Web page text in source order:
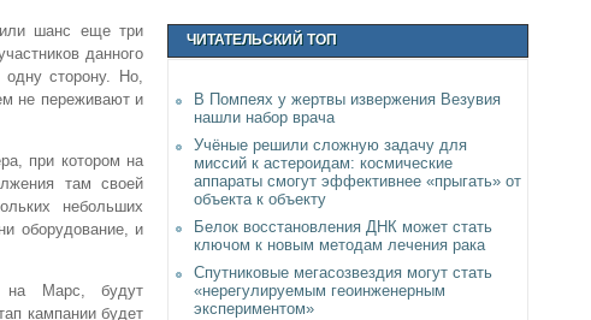
шанс еще три
данного
одну сторону. Но,
не переживают и
при котором на
там своей
небольших
оборудование, и
на Марс, будут
кампании будет
ЧИТАТЕЛЬСКИЙ ТОП
В Помпеях у жертвы извержения Везувия
нашли набор врача
Учёные решили сложную задачу для
миссий к астероидам: космические
аппараты смогут эффективнее «прыгать» от
объекта к объекту
Белок восстановления ДНК может стать
ключом к новым методам лечения рака
Спутниковые мегасозвездия могут стать
«нерегулируемым геоинженерным
экспериментом»